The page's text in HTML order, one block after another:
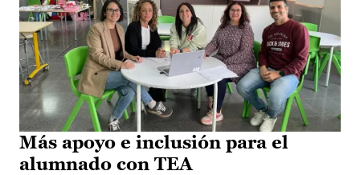
Más apoyo e inclusión para el
alumnado con TEA